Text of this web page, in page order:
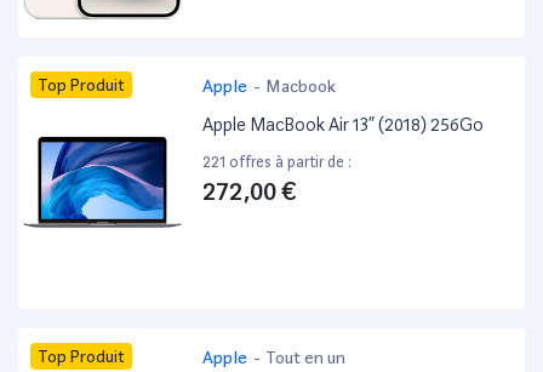
Top Produit Apple - Macbook
Apple MacBook Air 13” (2018) 256Go
221 offres à partir de :
272,00 €
Top Produit Apple - Tout en un